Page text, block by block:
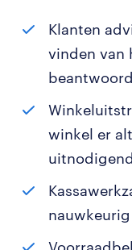
Klanten
vinden van
winkel er